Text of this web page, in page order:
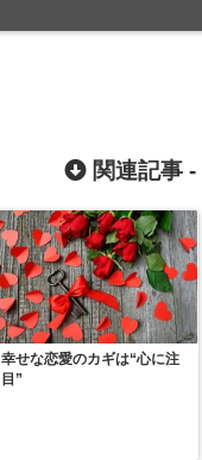
関連記事 -
幸せな恋愛のカギは“心に注
目”